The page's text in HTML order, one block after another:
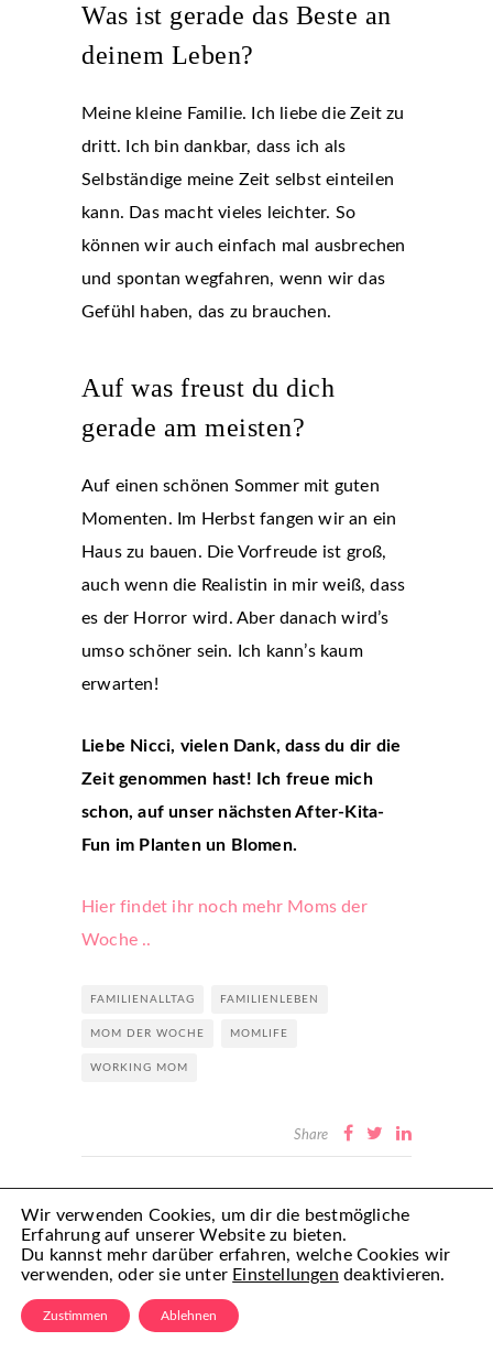
Was ist gerade das Beste an
deinem Leben?
Meine kleine Familie. Ich liebe die Zeit zu
dritt. Ich bin dankbar, dass ich als
Selbständige meine Zeit selbst einteilen
kann. Das macht vieles leichter. So
können wir auch einfach mal ausbrechen
und spontan wegfahren, wenn wir das
Gefühl haben, das zu brauchen.
Auf was freust du dich
gerade am meisten?
Auf einen schönen Sommer mit guten
Momenten. Im Herbst fangen wir an ein
Haus zu bauen. Die Vorfreude ist groß,
auch wenn die Realistin in mir weiß, dass
es der Horror wird. Aber danach wird’s
umso schöner sein. Ich kann’s kaum
erwarten!
Liebe Nicci, vielen Dank, dass du dir die
Zeit genommen hast!
Ich freue mich
schon, auf unser nächsten After-Kita-
Fun im Planten un Blomen.
Hier findet ihr noch mehr Moms der
Woche ..
FAMILIENALLTAG FAMILIENLEBEN
MOM DER WOCHE MOMLIFE
WORKING MOM
Share
YOU MIGHT ALSO LIKE
Wir verwenden Cookies, um dir die bestmögliche
Erfahrung auf unserer Website zu bieten.
Du kannst mehr darüber erfahren, welche Cookies wir
verwenden, oder sie unter Einstellungen deaktivieren.
Zustimmen Ablehnen